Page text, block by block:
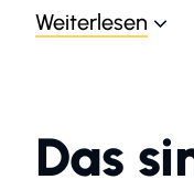
gehobene
Wir arbeiten
Weiterlesen
Das